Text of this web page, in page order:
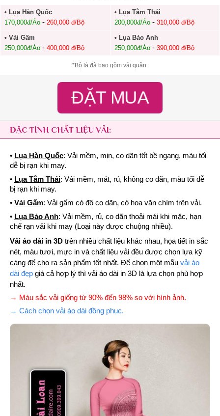
• Lụa Hàn Quốc
170,000đ/Áo - 260,000 đ/Bộ
• Lụa Tằm Thái
200,000đ/Áo- 310,000 đ/Bộ
• Vải Gấm
250,000đ/Áo - 400,000 đ/Bộ
• Lụa Bảo Anh
250,000đ/Áo- 390,000 đ/Bộ
*Bộ là đã bao gồm vải quần.
ĐẶT MUA
ĐẶC TÍNH CHẤT LIỆU VẢI:
• Lụa Hàn Quốc: Vải mềm, mịn, co dãn tốt bề ngang, màu tối
dễ bị rạn khi may.
• Lụa Tằm Thái: Vải mềm, mát, rủ, không co dãn, màu tối dễ
bị rạn khi may.
• Vải Gấm: Vải gấm có độ co dãn, có hoa văn chìm trên vải.
• Lụa Bảo Anh: Vải mềm, rủ, co dãn thoải mái khi mặc, hạn
chế rạn vải khi may (Loại này được chuộng nhiều).
Vải áo dài in 3D trên nhiều chất liệu khác nhau, họa tiết in sắc
nét, màu tươi, mực in và chất liệu vải đều được chọn lựa kỹ
càng để cho ra sản phẩm tốt nhất. Để chọn một mẫu vải áo
dài đẹp giá cả hợp lý thì vải áo dài in 3D là lựa chọn phù hợp
nhất.
→ Màu sắc vải giống từ 90% đến 98% so với hình ảnh.
→ Cách chọn vải áo dài đồng phục.